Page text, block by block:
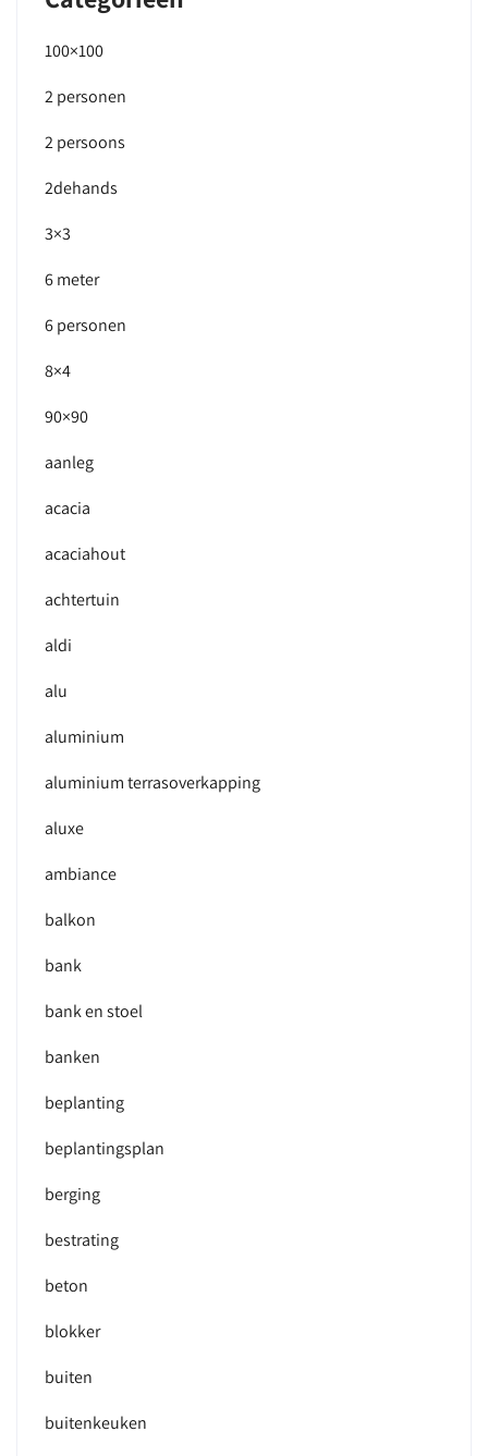
100×100
2 personen
2 persoons
2dehands
3×3
6 meter
6 personen
8×4
90×90
aanleg
acacia
acaciahout
achtertuin
aldi
alu
aluminium
aluminium terrasoverkapping
aluxe
ambiance
balkon
bank
bank en stoel
banken
beplanting
beplantingsplan
berging
bestrating
beton
blokker
buiten
buitenkeuken